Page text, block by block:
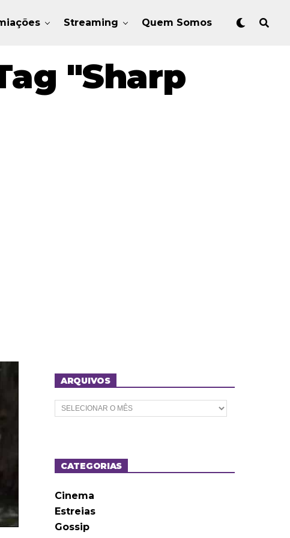
Streaming Quem Somos
"Sharp
ARQUIVOS
A
r
o
sCATEGORIAS
Cinema
Estreias
Gossip